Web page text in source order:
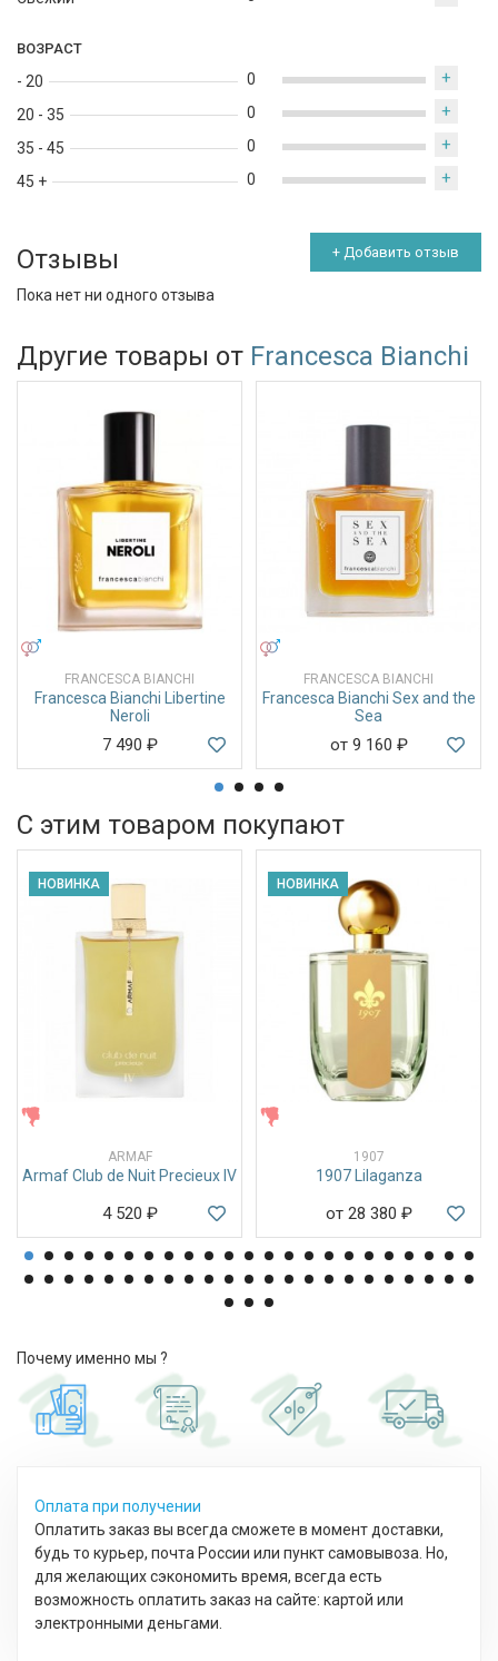
ВОЗРАСТ
- 20
20 - 35
35 - 45
45 +
0 +
0 +
0 +
0 +
Отзывы + Добавить отзыв
Пока нет ни одного отзыва
Другие товары от Francesca Bianchi
FRANCESCA BIANCHI
Francesca Bianchi Libertine
Neroli
7 490 ₽
FRANCESCA BIANCHI
Francesca Bianchi Sex and the
Sea
от 9 160 ₽
С этим товаром покупают
НОВИНКА
ARMAF
Armaf Club de Nuit Precieux IV
4 520 ₽
НОВИНКА
1907
1907 Lilaganza
от 28 380 ₽
Почему именно мы ?
Оплата при получении
Оплатить заказ вы всегда сможете в момент доставки,
будь то курьер, почта России или пункт самовывоза. Но,
для желающих сэкономить время, всегда есть
возможность оплатить заказ на сайте: картой или
электронными деньгами.